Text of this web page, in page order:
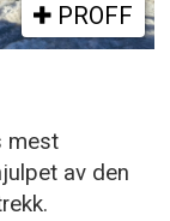
PROFF
mest
av den